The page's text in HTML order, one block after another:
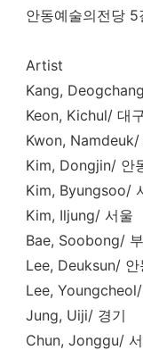
안동예술의전당 5
Artist
Kang,
Keon, Kichul/ 대
Kwon, Namdeuk/
Kim, Dongjin/ 안
Kim, Byungsoo/
Kim, Iljung/ 서울
Bae, Soobong/
Lee, Deuksun/ 안
Lee,
Jung, Uiji/ 경기
Chun, Jonggu/